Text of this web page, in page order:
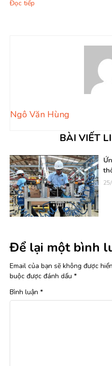
Đọc tiếp
Ngô Văn Hùng
BÀI VIẾT
Để lại một bình
Email của bạn sẽ không được
buộc được đánh dấu *
Bình luận *